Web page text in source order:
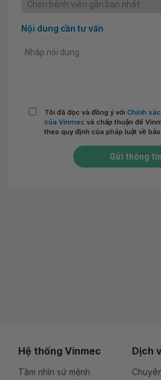
Nội dung cần tư vấn
Tôi đã đọc và đồng ý với Chính
của Vinmec và chấp thuận để
theo quy định của pháp luật về bảo
Gửi thông tin
Hệ thống Vinmec
Tầm nhìn sứ mệnh
Dịch